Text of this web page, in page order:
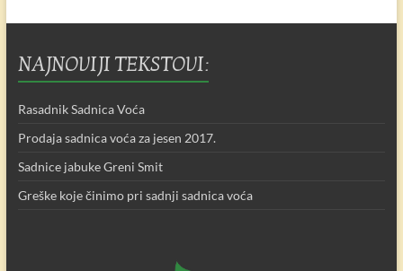
NAJNOVIJI TEKSTOVI:
Rasadnik Sadnica Voća
Prodaja sadnica voća za jesen 2017.
Sadnice jabuke Greni Smit
Greške koje činimo pri sadnji sadnica voća